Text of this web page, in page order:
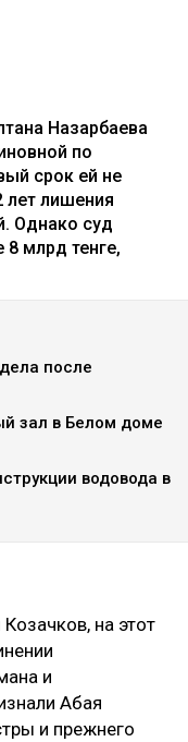
Назарбаева
по
срок ей не
лет лишения
Однако суд
8 млрд тенге,
после
зал в Белом доме
водовода в
на этот
и
Абая
и прежнего